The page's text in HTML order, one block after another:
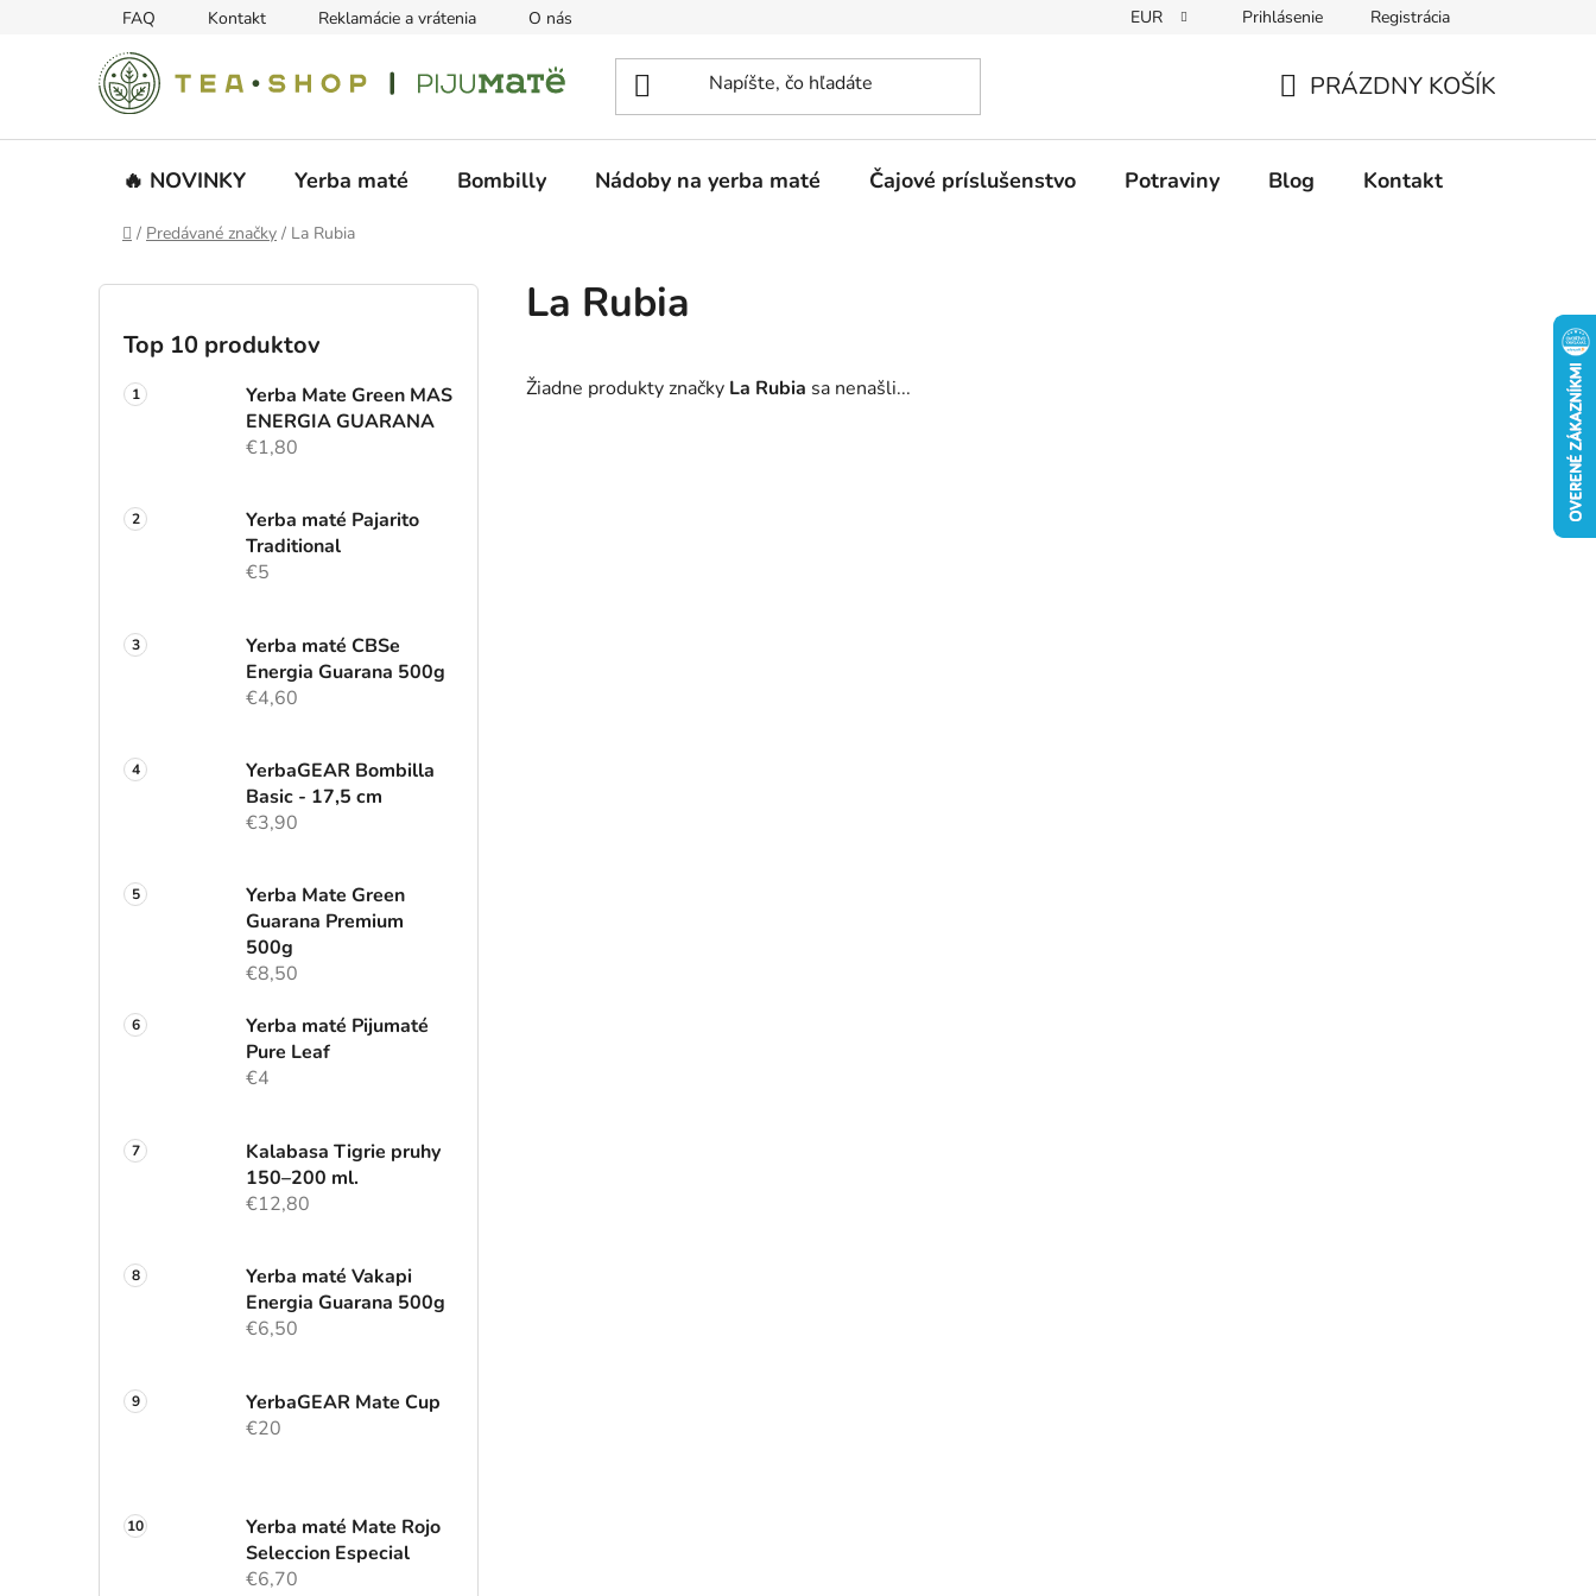
FAQ Kontakt Reklamácie a vrátenia O nás EUR Prihlásenie Registrácia
KOŠÍK
PRÁZDNY KOŠÍK
🔥 NOVINKY Yerba maté Bombilly Nádoby na yerba maté Čajové príslušenstvo Potraviny Blog Kontakt
Domov
/ Predávané značky / La Rubia
Top 10 produktov
Yerba Mate Green MAS
ENERGIA GUARANA
€1,80
Yerba maté Pajarito
Traditional
€5
Yerba maté CBSe
Energia Guarana 500g
€4,60
YerbaGEAR Bombilla
Basic - 17,5 cm
€3,90
Yerba Mate Green
Guarana Premium
500g
€8,50
Yerba maté Pijumaté
Pure Leaf
€4
Kalabasa Tigrie pruhy
150–200 ml.
€12,80
Yerba maté Vakapi
Energia Guarana 500g
€6,50
YerbaGEAR Mate Cup
€20
Yerba maté Mate Rojo
Seleccion Especial
€6,70
La Rubia
Žiadne produkty značky La Rubia sa nenašli...